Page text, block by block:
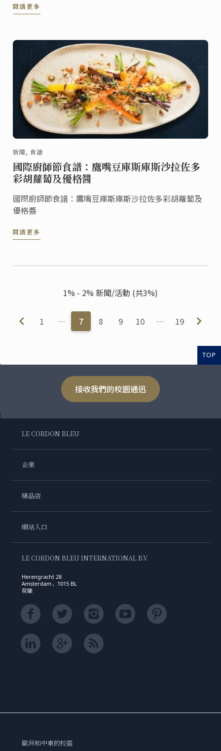
閱讀更多
新聞, 食譜
國際廚師節食譜：鷹嘴豆庫斯庫斯沙拉佐多
彩胡蘿蔔及優格醬
國際廚師節食譜：鷹嘴豆庫斯庫斯沙拉佐多彩胡蘿蔔及
優格醬
閱讀更多
1% - 2% 新聞/活動 (共3%)
1 … 7 8 9 10 … 19
TOP
接收我們的校園通迅
LE CORDON BLEU
企業
精品店
網站入口
LE CORDON BLEU INTERNATIONAL B.V.
Herengracht 28
Amsterdam , 1015 BL
荷蘭
歐洲和中東的校區